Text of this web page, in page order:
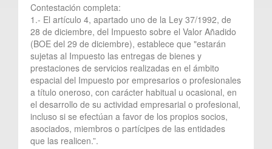
Contestación completa:
1.- El artículo 4, apartado uno de la Ley 37/1992, de
28 de diciembre, del Impuesto sobre el Valor Añadido
(BOE del 29 de diciembre), establece que "estarán
sujetas al Impuesto las entregas de bienes y
prestaciones de servicios realizadas en el ámbito
espacial del Impuesto por empresarios o profesionales
a título oneroso, con carácter habitual u ocasional, en
el desarrollo de su actividad empresarial o profesional,
incluso si se efectúan a favor de los propios socios,
asociados, miembros o partícipes de las entidades
que las realicen.”.